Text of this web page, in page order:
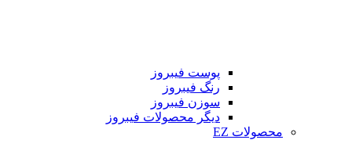
پوست فیبروز
رنگ فیبروز
سوزن فیبروز
دیگر محصولات فیبروز
محصولات EZ